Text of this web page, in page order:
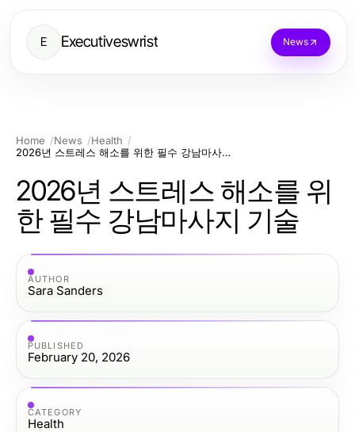
E Executiveswrist News
Home News
Health
2026년 스트레스 해소를 위한 필수 강남마사지 기술
2026년 스트레스 해소를 위
한 필수 강남마사지 기술
AUTHOR
Sara Sanders
PUBLISHED
February 20, 2026
CATEGORY
Health